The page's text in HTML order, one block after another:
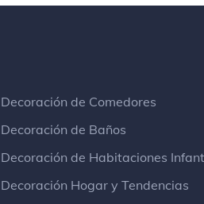
Decoración de Comedores
Decoración de Baños
Decoración de Habitaciones
Decoración Hogar y Tendencias